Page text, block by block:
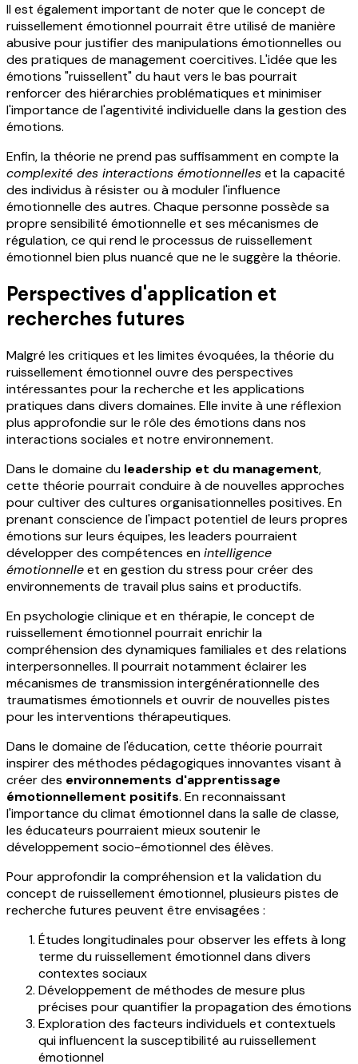
Il est également important de noter que le concept de
ruissellement émotionnel pourrait être utilisé de manière
abusive pour justifier des manipulations émotionnelles ou
des pratiques de management coercitives. L'idée que les
émotions "ruissellent" du haut vers le bas pourrait
renforcer des hiérarchies problématiques et minimiser
l'importance de l'agentivité individuelle dans la gestion des
émotions.
Enfin, la théorie ne prend pas suffisamment en compte la
complexité des interactions émotionnelleset la capacité
des individus à résister ou à moduler l'influence
émotionnelle des autres. Chaque personne possède sa
propre sensibilité émotionnelle et ses mécanismes de
régulation, ce qui rend le processus de ruissellement
émotionnel bien plus nuancé que ne le suggère la théorie.
Perspectives d'application et
recherches futures
Malgré les critiques et les limites évoquées, la théorie du
ruissellement émotionnel ouvre des perspectives
intéressantes pour la recherche et les applications
pratiques dans divers domaines. Elle invite à une réflexion
plus approfondie sur le rôle des émotions dans nos
interactions sociales et notre environnement.
Dans le domaine du leadership et du management,
cette théorie pourrait conduire à de nouvelles approches
pour cultiver des cultures organisationnelles positives. En
prenant conscience de l'impact potentiel de leurs propres
émotions sur leurs équipes, les leaders pourraient
développer des compétences enintelligence
émotionnelleet en gestion du stress pour créer des
environnements de travail plus sains et productifs.
En psychologie clinique et en thérapie, le concept de
ruissellement émotionnel pourrait enrichir la
compréhension des dynamiques familiales et des relations
interpersonnelles. Il pourrait notamment éclairer les
mécanismes de transmission intergénérationnelle des
traumatismes émotionnels et ouvrir de nouvelles pistes
pour les interventions thérapeutiques.
Dans le domaine de l'éducation, cette théorie pourrait
inspirer des méthodes pédagogiques innovantes visant à
créer des environnements d'apprentissage
émotionnellement positifs. En reconnaissant
l'importance du climat émotionnel dans la salle de classe,
les éducateurs pourraient mieux soutenir le
développement socio-émotionnel des élèves.
Pour approfondir la compréhension et la validation du
concept de ruissellement émotionnel, plusieurs pistes de
recherche futures peuvent être envisagées :
Études longitudinales pour observer les effets à long
terme du ruissellement émotionnel dans divers
contextes sociaux
Développement de méthodes de mesure plus
précises pour quantifier la propagation des émotions
Exploration des facteurs individuels et contextuels
qui influencent la susceptibilité au ruissellement
émotionnel